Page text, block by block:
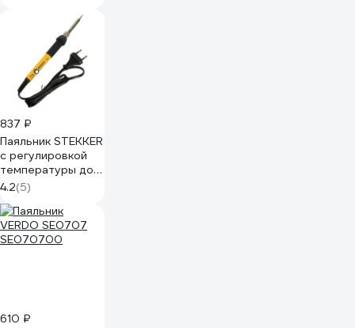
837 ₽
Паяльник STEKKER
с регулировкой
температуры до
500С, с
керамическим
нагревателем,
60Вт,
долговечное
4.2(5)
610 ₽